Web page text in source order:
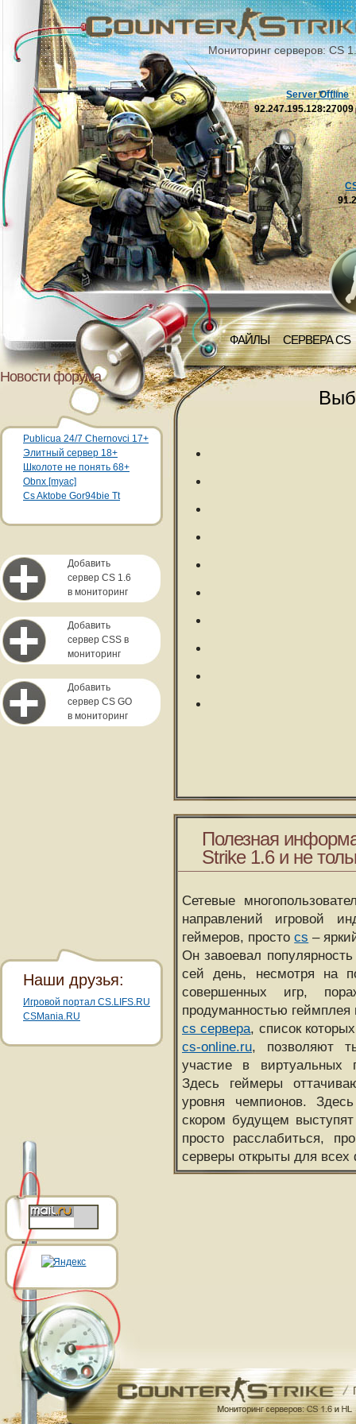
Мониторинг серверов: CS
ФАЙЛЫ СЕРВЕРА CS
Server Offline
92.247.195.128:27009
Новости форума
Publicua 24/7 Chernovci 17+
Элитный сервер 18+
Школоте не понять 68+
Obnx [myac]
Cs Aktobe Gor94bie Tt
Добавить
сервер CS 1.6
в мониторинг
Добавить
сервер CSS в
мониторинг
Добавить
сервер CS GO
в мониторинг
Полезная
Strike 1.6 и не
Сетевые
направлений игровой
геймеров, простоcs –
Он завоевал
сей день, несмотря на
совершенных игр,
продуманностью
cs сервера, список
cs-online.ru, позволяют
участие в виртуальных
Здесь геймеры
уровня чемпионов.
скором будущем
просто расслабиться,
серверы открыты для всех
Наши друзья:
Игровой портал CS.LIFS.RU
CSMania.RU